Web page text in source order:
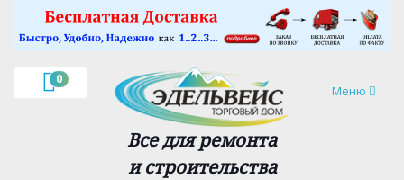
0
Навигация
Меню
Все для ремонта
и строительства
×